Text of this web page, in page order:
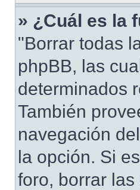
» ¿Cuál es la
"Borrar todas
phpBB, las
determinados
También
navegación
la opción. Si
foro, borrar